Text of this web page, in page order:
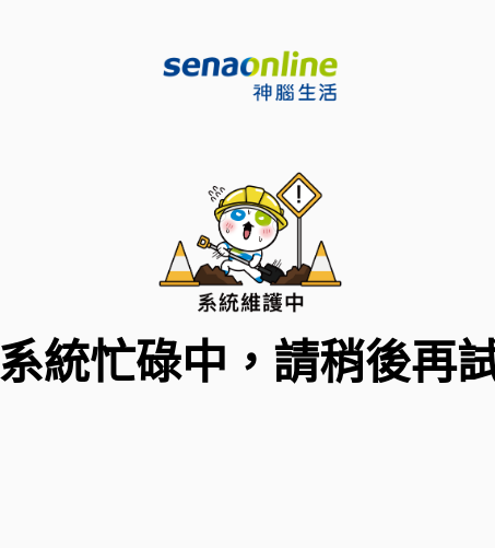
系統忙碌中，請稍後再